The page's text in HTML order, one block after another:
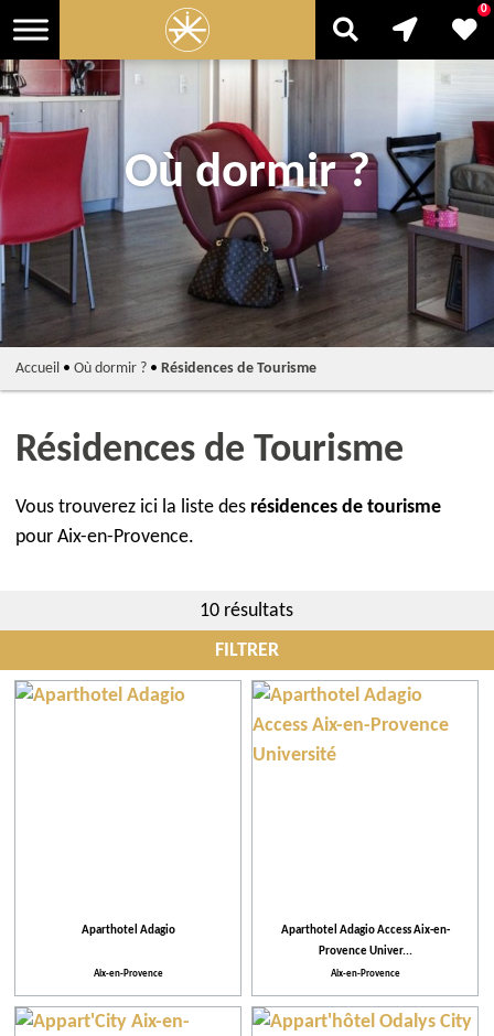
Où dormir ?
0
Accueil• Où dormir ?• Résidences de Tourisme
Résidences de Tourisme
Vous trouverez ici la liste des résidences de tourisme
pour Aix-en-Provence.
10 résultats
FILTRER
Communes
Équipements et Services
Aparthotel Adagio
Aix-en-Provence
Aparthotel Adagio Access Aix-en-
Provence Univer...
Aix-en-Provence